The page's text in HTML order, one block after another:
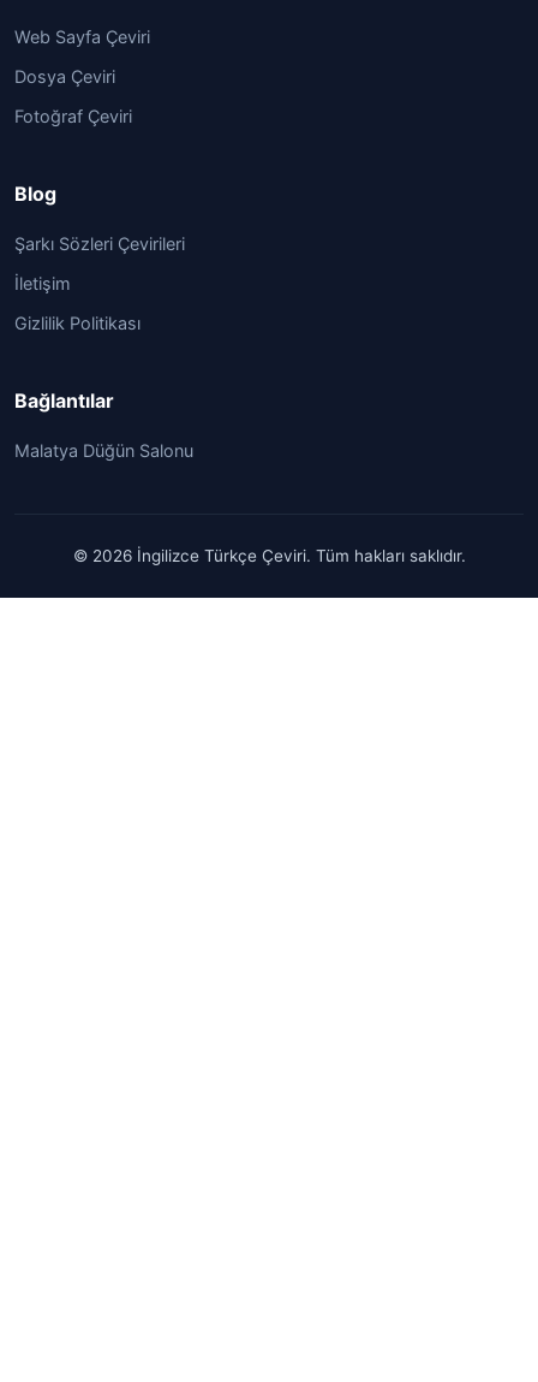
Web Sayfa Çeviri
Dosya Çeviri
Fotoğraf Çeviri
Blog
Şarkı Sözleri Çevirileri
İletişim
Gizlilik Politikası
Bağlantılar
Malatya Düğün Salonu
© 2026 İngilizce Türkçe Çeviri. Tüm hakları saklıdır.